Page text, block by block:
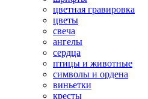
цветная гравировка
цветы
свеча
ангелы
сердца
птицы и животные
символы и ордена
виньетки
кресты